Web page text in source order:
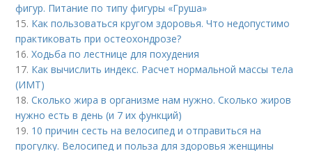
фигур. Питание по типу фигуры «Груша»
15. Как пользоваться кругом здоровья. Что недопустимо
практиковать при остеохондрозе?
16.Ходьба по лестнице для похудения
17. Как вычислить индекс. Расчет нормальной массы тела
(ИМТ)
18.Сколько жира в организме нам нужно. Сколько жиров
нужно есть в день (и 7 их функций)
19. 10 причин сесть на велосипед и отправиться на
прогулку. Велосипед и польза для здоровья женщины